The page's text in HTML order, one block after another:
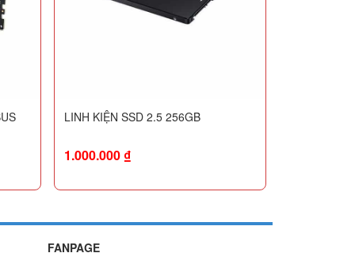
LINH KIỆN SSD 2.5 256GB
1.000.000 ₫
FANPAGE